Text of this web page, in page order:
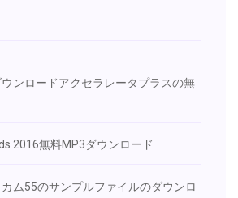
ンロードアクセラレータプラスの無
2016無料MP3ダウンロード
ム55のサンプルファイルのダウンロ